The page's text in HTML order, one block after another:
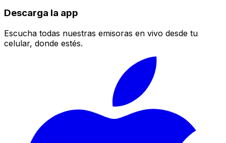
Descarga la app
Escucha todas nuestras emisoras en vivo desde tu
celular, donde estés.